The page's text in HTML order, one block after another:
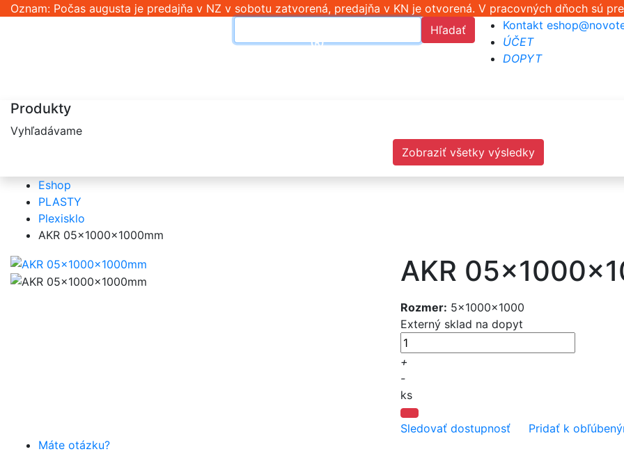
Oznam: Počas augusta je predajňa v NZ v sobotu zatvorená, predajňa v KN je otvorená. V pracovných dňoch sú
Hľadať
Kontakt
ÚČET
DOPYT
Produkty
Vyhľadávame
Zobraziť všetky výsledky
Eshop
PLASTY
Plexisklo
AKR 05x1000x1000mm
AKR
Rozmer: 5x1000x1000
Externý sklad na dopyt
+
-
ks
Sledovať dostupnosť
Pridať k
Máte otázku?